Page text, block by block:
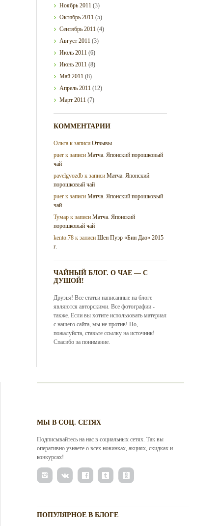
Ноябрь2011 (3)
Октябрь2011 (5)
Сентябрь2011 (4)
Август2011 (3)
Июль2011 (6)
Июнь2011 (8)
Май2011 (8)
Апрель2011 (12)
Март2011 (7)
КОММЕНТАРИИ
Ольга к записиОтзывы
puer к записиМатча. Японский порошковый
чай
pavelgvozdb к записиМатча. Японский
порошковый чай
puer к записиМатча. Японский порошковый
чай
Тумар к записиМатча. Японский
порошковый чай
kento.78 к записиШен Пуэр «Бин Дао» 2015
г.
ЧАЙНЫЙ БЛОГ. О ЧАЕ — С
ДУШОЙ!
Друзья! Все статьи написанные на блоге
являются авторскими. Все фотографии -
также. Если вы хотите использовать материал
с нашего сайта, мы не против! Но,
пожалуйста, ставьте ссылку на источник!
Спасибо за понимание.
МЫ В СОЦ. СЕТЯХ
Подписывайтесь на нас в социальных сетях. Так вы
оперативно узнаете о всех новинках, акциях, скидках и
конкурсах!
ПОПУЛЯРНОЕ В БЛОГЕ